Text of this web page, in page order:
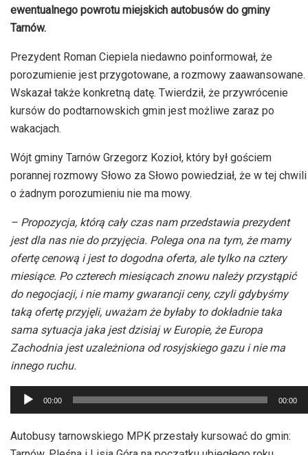
ewentualnego powrotu miejskich autobusów do gminy
Tarnów.
Prezydent Roman Ciepiela niedawno poinformował, że
porozumienie jest przygotowane, a rozmowy zaawansowane.
Wskazał także konkretną datę. Twierdził, że przywrócenie
kursów do podtarnowskich gmin jest możliwe zaraz po
wakacjach.
Wójt gminy Tarnów Grzegorz Kozioł, który był gościem
porannej rozmowy Słowo za Słowo powiedział, że w tej chwili
o żadnym porozumieniu nie ma mowy.
– Propozycja, którą cały czas nam przedstawia prezydent
jest dla nas nie do przyjęcia. Polega ona na tym, że mamy
ofertę cenową i jest to dogodna oferta, ale tylko na cztery
miesiące. Po czterech miesiącach znowu należy przystąpić
do negocjacji, i nie mamy gwarancji ceny, czyli gdybyśmy
taką ofertę przyjęli, uważam że byłaby to dokładnie taka
sama sytuacja jaka jest dzisiaj w Europie, że Europa
Zachodnia jest uzależniona od rosyjskiego gazu i nie ma
innego ruchu.
Odtwarzacz
plików
dźwiękowych
00:00 00:00
Autobusy tarnowskiego MPK przestały kursować do gmin: